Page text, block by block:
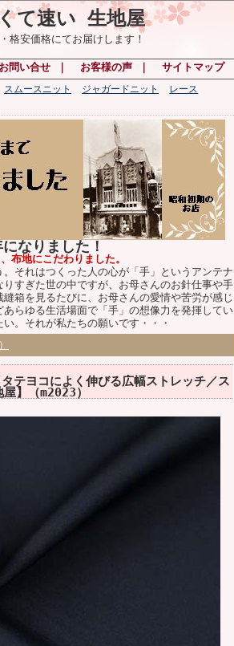
て速い 生地屋
格安価格にてお届けします！
お問い合せ お客様の声 サイトマップ
スムースニット ジャガードニット
レース
なりました！
布地にこだわりました。
それはつくった人の心が「手」というアンテナ
すぎた世の中ですが、お母さんのお針仕事や手
箱を見るたびに、お母さんの愛情や苦労が感じ
らゆる生活場面で「手」の想像力を発揮してい
。それが私たちの願いです・・・
テヨコによく伸びる広幅ストレッチ／ス
】（m2023）